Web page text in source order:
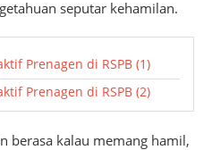
seputar kehamilan.
Prenagen di RSPB (1)
Prenagen di RSPB (2)
berasa kalau memang hamil,